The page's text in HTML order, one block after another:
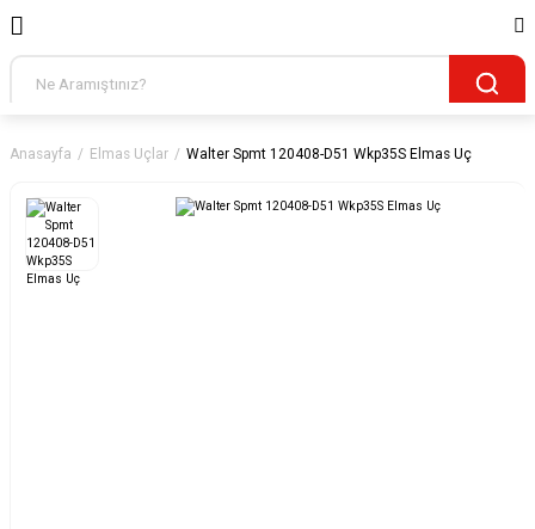
Anasayfa Elmas Uçlar Walter Spmt 120408-D51 Wkp35S Elmas Uç